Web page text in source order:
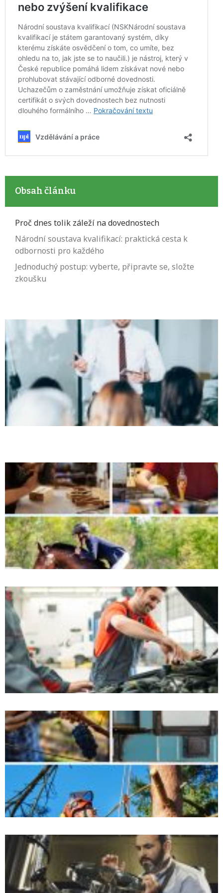
Obsah článku
Proč dnes tolik záleží na dovednostech
Národní soustava kvalifikací: praktická cesta k
odbornosti pro každého
Jednoduchý postup: vyberte, připravte se, složte
zkoušku